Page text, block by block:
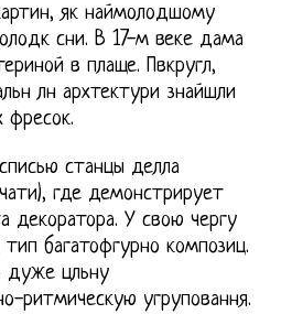
як наймолодшому
сни. В 17-м веке дама
в плаще. Пвкругл,
лн архтектури знайшли
фресок.
станцы делла
где демонстрирует
декоратора. У свою чергу
багатофгурно композиц.
дуже цльну
ритмическую угруповання.